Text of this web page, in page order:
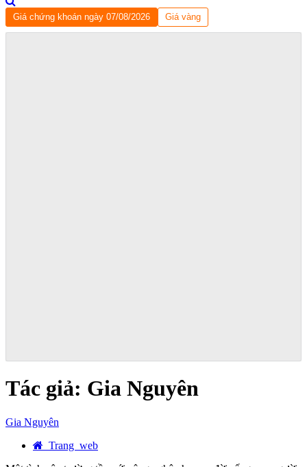
Giá chứng khoán ngày 07/08/2026 Giá vàng
Tác giả: Gia Nguyên
Gia Nguyên
Trang web